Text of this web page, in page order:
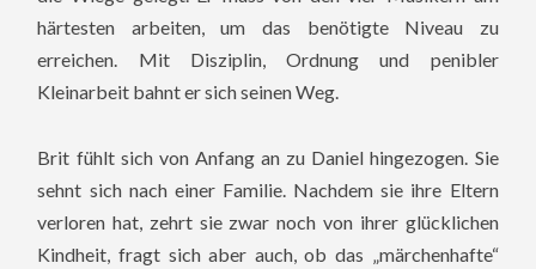
härtesten arbeiten, um das benötigte Niveau zu
erreichen. Mit Disziplin, Ordnung und penibler
Kleinarbeit bahnt er sich seinen Weg.
Brit fühlt sich von Anfang an zu Daniel hingezogen. Sie
sehnt sich nach einer Familie. Nachdem sie ihre Eltern
verloren hat, zehrt sie zwar noch von ihrer glücklichen
Kindheit, fragt sich aber auch, ob das „märchenhafte“